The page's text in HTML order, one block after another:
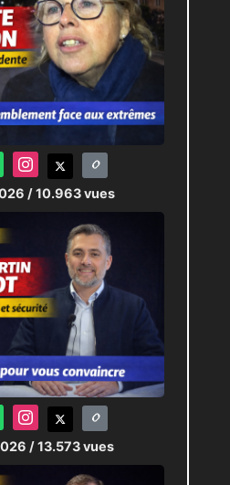
/ 10.963 vues
/ 13.573 vues